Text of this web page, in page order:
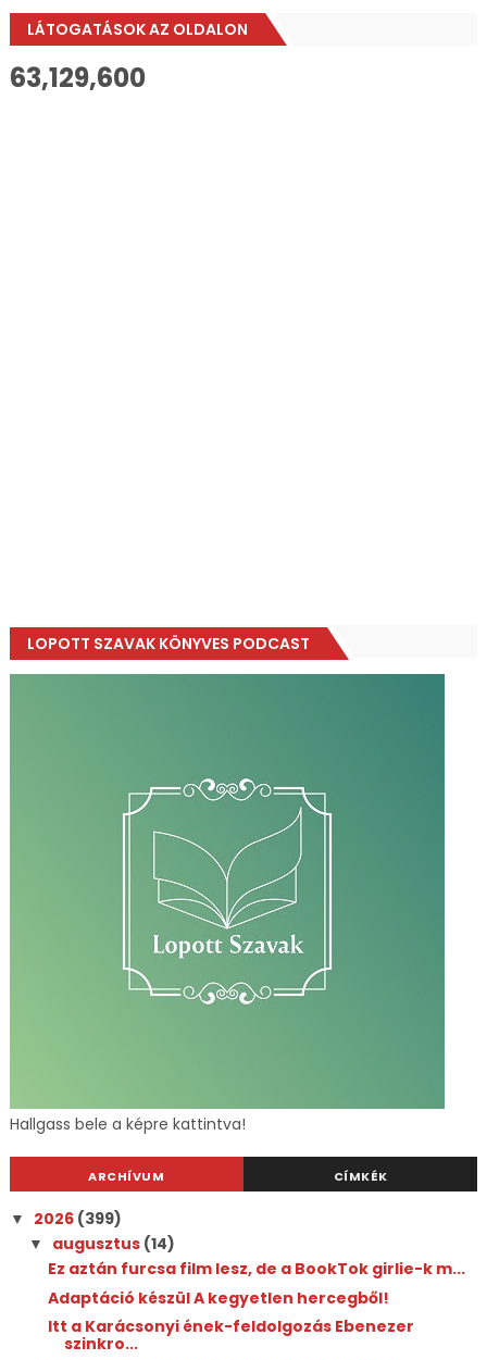
LÁTOGATÁSOK AZ OLDALON
63,129,600
LOPOTT SZAVAK KÖNYVES PODCAST
Hallgass bele a képre kattintva!
ARCHÍVUM CÍMKÉK
▼ 2026 (399)
▼ augusztus (14)
Ez aztán furcsa film lesz, de a BookTok girlie-k m...
Adaptáció készül A kegyetlen hercegből!
Itt a Karácsonyi ének-feldolgozás Ebenezer
szinkro...